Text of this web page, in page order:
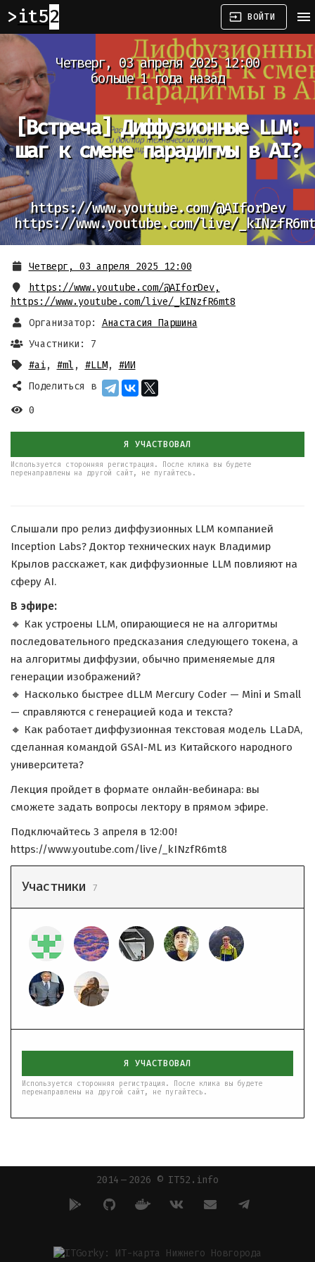
it52 input ВОЙТИ menu
Четверг, 03 апреля 2025 12:00
больше 1 года назад
[Встреча] Диффузионные LLM:
шаг к смене парадигмы в AI?
https://www.youtube.com/@AIforDev
https://www.youtube.com/live/
Четверг, 03 апреля 2025 12:00
https://www.youtube.com/@AIforDev,
https://www.youtube.com/live/_kINzfR6mt8
Организатор:
Анастасия Паршина
Участники: 7
#ai, #ml , #LLM, #ИИ
Поделиться в
0
Я УЧАСТВОВАЛ
Используется сторонняя регистрация. После клика вы будете
перенаправлены на другой сайт, не пугайтесь.
Слышали про релиз диффузионных LLM компанией
Inception Labs? Доктор технических наук Владимир
Крылов расскажет, как диффузионные LLM повлияют на
сферу AI.
В эфире:
🔸 Как устроены LLM, опирающиеся не на алгоритмы
последовательного предсказания следующего токена, а
на алгоритмы диффузии, обычно применяемые для
генерации изображений?
🔸 Насколько быстрее dLLM Mercury Coder — Mini и Small
— справляются с генерацией кода и текста?
🔸 Как работает диффузионная текстовая модель LLaDA,
сделанная командой GSAI-ML из Китайского народного
университета?
Лекция пройдет в формате онлайн-вебинара: вы
сможете задать вопросы лектору в прямом эфире.
Подключайтесь 3 апреля в 12:00!
https://www.youtube.com/live/_kINzfR6mt8
Участники 7
Я УЧАСТВОВАЛ
Используется сторонняя регистрация. После клика вы будете
перенаправлены на другой сайт, не пугайтесь.
2014 — 2026 © IT52.info